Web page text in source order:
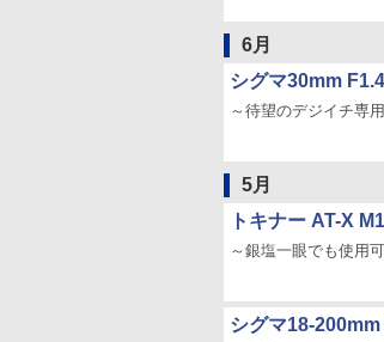
6月
シグマ30mm
～待望のデジイチ専
5月
トキナー AT-X
～銀塩一眼でも使用
シグマ18-